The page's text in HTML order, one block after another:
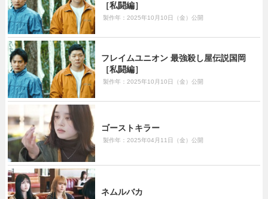
［私闘編］
製作年：2025年10月10日（金）公開
フレイムユニオン 最強殺し屋伝説国岡
［私闘編］
製作年：2025年10月10日（金）公開
ゴーストキラー
製作年：2025年04月11日（金）公開
ネムルバカ